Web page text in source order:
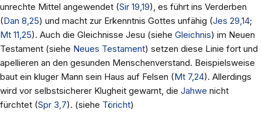
unrechte Mittel angewendet (Sir 19,19), es führt ins Verderben
(Dan 8,25) und macht zur Erkenntnis Gottes unfähig (Jes 29,14;
Mt 11,25). Auch die Gleichnisse Jesu (siehe Gleichnis) im Neuen
Testament (siehe Neues Testament) setzen diese Linie fort und
apellieren an den gesunden Menschenverstand. Beispielsweise
baut ein kluger Mann sein Haus auf Felsen (Mt 7,24). Allerdings
wird vor selbstsicherer Klugheit gewarnt, die Jahwe nicht
fürchtet (Spr 3,7). (siehe Töricht)